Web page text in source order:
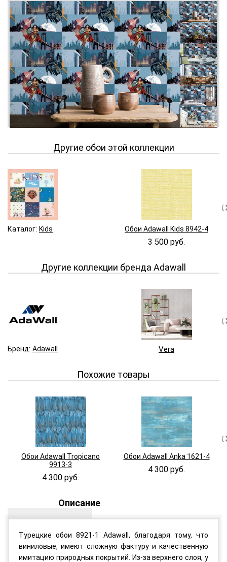
Другие обои этой коллекции
Каталог: Kids Обои Adawall Kids 8942-4
3 500 руб.
Другие коллекции бренда Adawall
Бренд: Adawall Vera
Похожие товары
Обои Adawall Tropicano
9913-3
4 300 руб.
Обои Adawall Anka 1621-4
4 300 руб.
Описание
Турецкие обои 8921-1 Adawall, благодаря тому, что
виниловые, имеют сложную фактуру и качественную
имитацию природных покрытий. Из-за верхнего слоя, у